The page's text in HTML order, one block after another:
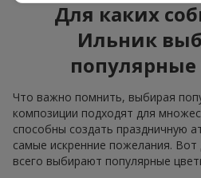
Для каких
Ильник
популярные
Что важно помнить, выбирая
композиции подходят для
способны создать праздничную
самые искренние пожелания. Вот
всего выбирают популярные